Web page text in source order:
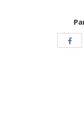
Share